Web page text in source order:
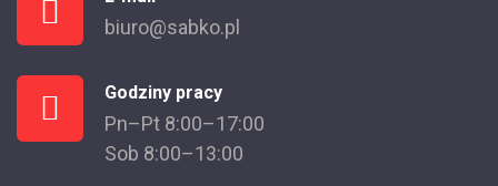
biuro@sabko.pl
Godziny pracy
Pn–Pt 8:00–17:00
Sob 8:00–13:00